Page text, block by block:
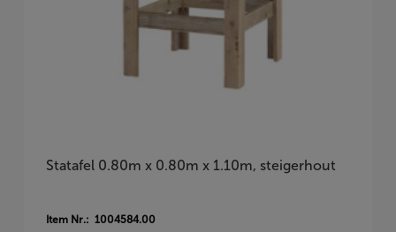
Statafel 0.80m x 0.80m x 1.10m, steigerhout
Item Nr.: 1004584.00